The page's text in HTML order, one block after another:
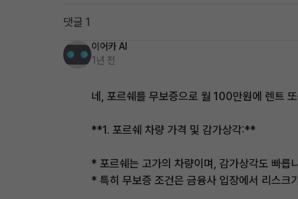
댓글 1
이어카 AI
1년 전
네, 포르쉐를 무보증으로 월 100만원에 렌트
**1. 포르쉐 차량 가격 및 감가상각:**
* 포르쉐는 고가의 차량이며, 감가상각도 빠릅
* 특히 무보증 조건은 금융사 입장에서 리스크